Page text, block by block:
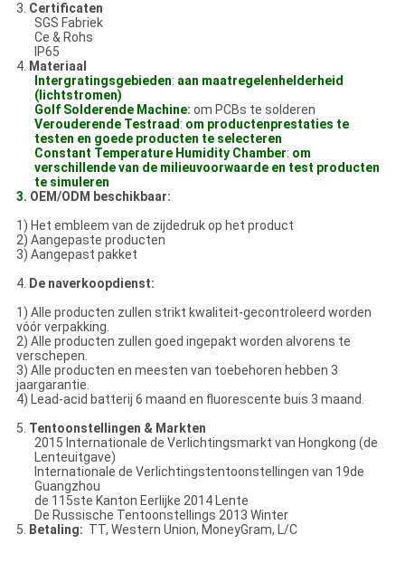
3. Certificaten
SGS Fabriek
Ce & Rohs
IP65
4. Materiaal
Intergratingsgebieden: aan maatregelenhelderheid
(lichtstromen)
Golf Solderende Machine: om PCBs te solderen
Verouderende Testraad: om productenprestaties te
testen en goede producten te selecteren
Constant Temperature Humidity Chamber: om
verschillende van de milieuvoorwaarde en test producten
te simuleren
3. OEM/ODM beschikbaar:
1) Het embleem van de zijdedruk op het product
2) Aangepaste producten
3) Aangepast pakket
4. De naverkoopdienst:
1) Alle producten zullen strikt kwaliteit-gecontroleerd worden
vóór verpakking.
2) Alle producten zullen goed ingepakt worden alvorens te
verschepen.
3) Alle producten en meesten van toebehoren hebben 3
jaargarantie.
4) Lead-acid batterij 6 maand en fluorescente buis 3 maand.
5. Tentoonstellingen & Markten
2015 Internationale de Verlichtingsmarkt van Hongkong (de
Lenteuitgave)
Internationale de Verlichtingstentoonstellingen van 19de
Guangzhou
de 115ste Kanton Eerlijke 2014 Lente
De Russische Tentoonstellings 2013 Winter
5. Betaling: TT, Western Union, MoneyGram, L/C